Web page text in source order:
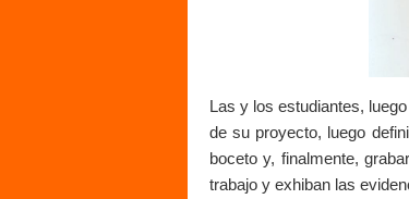
Las y los estudiantes,
de su proyecto, luego
boceto y, finalmente,
trabajo y exhiban las